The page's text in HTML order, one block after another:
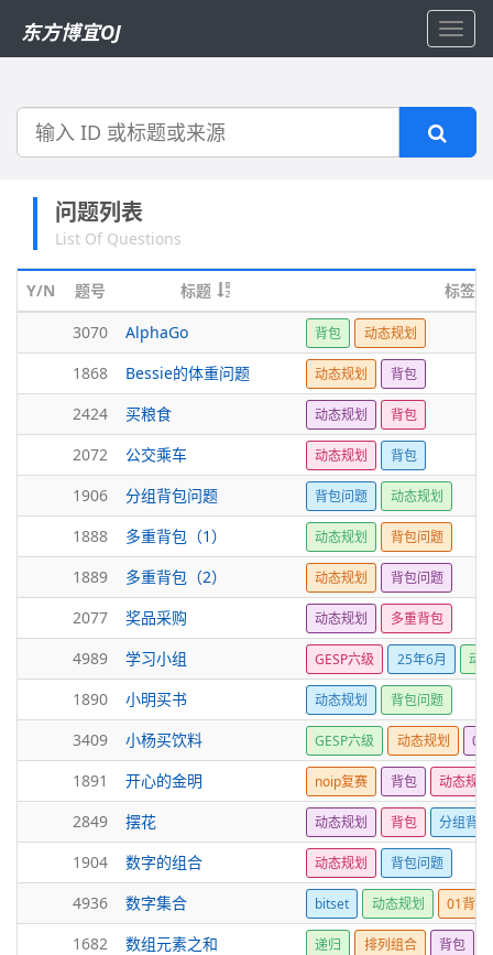
东方博宜OJ
搜
问题列表
List Of Questions
Y/N 题号 标题
标签
3070
AlphaGo 背包 动态规划
1868 Bessie的体重问题 动态规划 背包
2424 买粮食 动态规划 背包
2072 公交乘车 动态规划 背包
1906 分组背包问题 背包问题 动态规划
1888 多重背包（1） 动态规划 背包问题
1889 多重背包（2） 动态规划 背包问题
2077 奖品采购 动态规划 多重背包
4989 学习小组 GESP六级 25年6月 动
1890 小明买书 动态规划 背包问题
3409 小杨买饮料 GESP六级 动态规划 01
1891 开心的金明 noip复赛 背包 动态规划
2849 摆花 动态规划 背包 分组背包
1904 数字的组合 动态规划 背包问题
4936 数字集合 bitset 动态规划 01背包
1682 数组元素之和 递归 排列组合 背包